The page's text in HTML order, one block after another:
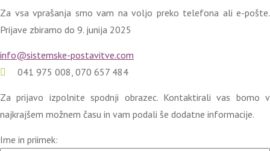
Za vsa vprašanja smo vam na voljo preko telefona ali e-pošte.
Prijave zbiramo do 9. junija 2025
info@sistemske-postavitve.com
041 975 008, 070 657 484
Za prijavo izpolnite spodnji obrazec. Kontaktirali vas bomo v
najkrajšem možnem času in vam podali še dodatne informacije.
Ime in priimek: